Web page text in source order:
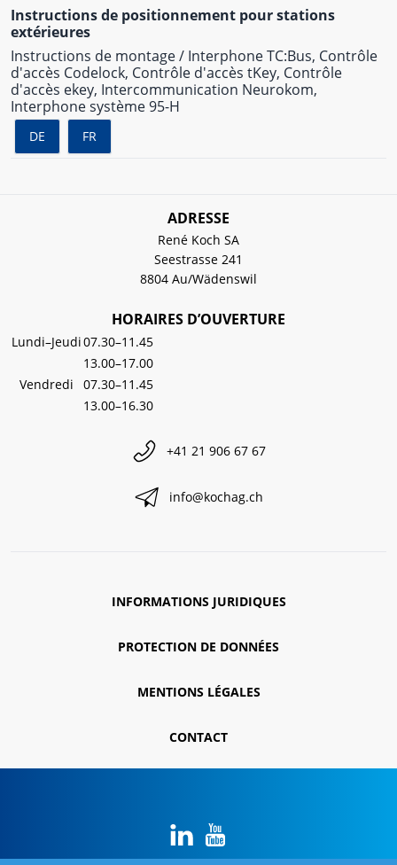
Instructions de positionnement pour stations
extérieures
Instructions de montage / Interphone TC:Bus, Contrôle
d'accès Codelock, Contrôle d'accès tKey, Contrôle
d'accès ekey, Intercommunication Neurokom,
Interphone système 95-H
DE FR
ADRESSE
René Koch SA
Seestrasse 241
8804 Au/Wädenswil
HORAIRES D’OUVERTURE
Lundi–Jeudi07.30–11.45
13.00–17.00
Vendredi
07.30–11.45
13.00–16.30
+41 21 906 67 67
info@kochag.ch
INFORMATIONS JURIDIQUES
PROTECTION DE DONNÉES
MENTIONS LÉGALES
CONTACT